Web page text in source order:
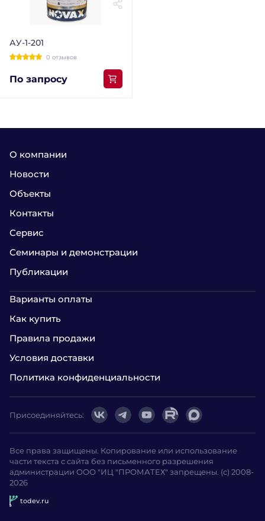
АУ-1-201
0 отзывов
По запросу
О компании
Новости
Объекты
Контакты
Сервис
Семинары и демонстрации
Публикации
Варианты оплаты
Как купить
Правила продажи
Условия доставки
Политика конфиденциальности
Все права защищены. Копирование или использование
части текста с сайта без письменного разрешения
администрации ООО "ИЦ "ПРОМАТЕХ" запрещены. (с) 2008-
2026
Присоединяйтесь:
todev.ru